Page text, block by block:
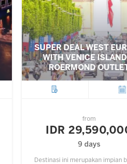
SUPER DEAL WEST
WITH VENICE
ROERMOND
from
IDR
9 days
Destinasi ini merupakan impian